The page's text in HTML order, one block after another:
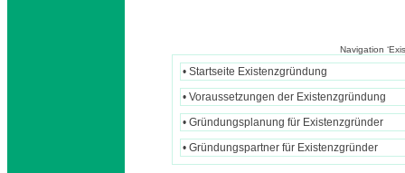
Navigation
• Startseite Existenzgründung
• Voraussetzungen der Existenzgründung
• Gründungsplanung für Existenzgründer
• Gründungspartner für Existenzgründer